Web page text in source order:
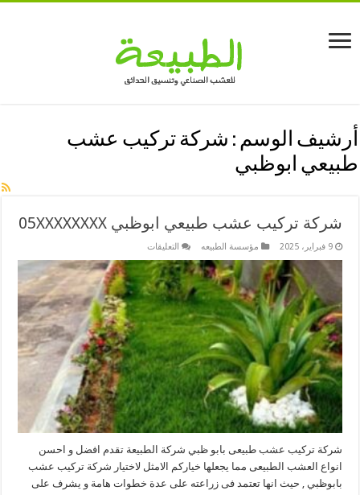
أرشيف الوسم : شركة تركيب عشب
طبيعي ابوظبي
شركة تركيب عشب طبيعي ابوظبي 05XXXXXXXX
9 فبراير، 2025 مؤسسة الطبيعه التعليقات
تركيب
عشب
طبيعي
ابوظبي
05XXXXXXXX
مغلقة
شركة تركيب عشب طبيعى بابو ظبي شركة الطبيعة تقدم افضل و احسن
انواع العشب الطبيعى مما يجعلها خياركم الامثل لاختيار شركة تركيب عشب
بابوظبي , حيث انها تعتمد فى زراعته على عدة خطوات هامة و يشرف على